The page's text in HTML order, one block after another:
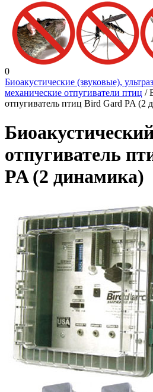
0
Биоакустические (звуковые),
механические отпугиватели птиц /
отпугиватель птиц Bird Gard PA (2
отпугиватель
PA (2 динамика)